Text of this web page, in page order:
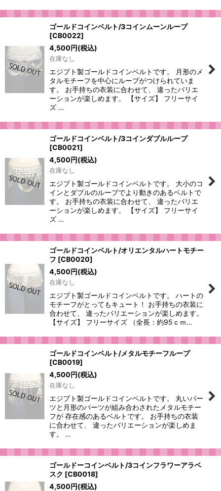
ゴールドコインベルト/3コインムーンループ
[CB0022]
4,500円(税込)
在庫なし
エジプト製ゴールドコインベルトです。 月形のメ
タルモチーフを中心にループがつけられていま
す。 お手持ちの衣装に合わせて、 違ったバリエ
ーションが楽しめます。 【サイズ】 フリーサイ
ズ …
ゴールドコインベルト/3コインダブルループ
[CB0021]
4,500円(税込)
在庫なし
エジプト製ゴールドコインベルトです。 大小のコ
インとダブルのループでより動きのあるベルトで
す。 お手持ちの衣装に合わせて、 違ったバリエ
ーションが楽しめます。 【サイズ】 フリーサイ
ズ …
ゴールドコインベルト/オリエンタルハートモチー
フ [CB0020]
4,500円(税込)
在庫なし
エジプト製ゴールドコインベルトです。 ハートの
モチーフがとってもキュート！ お手持ちの衣装に
合わせて、 違ったバリエーションが楽しめます。
【サイズ】 フリーサイズ （全長：約95ｃｍ…
ゴールドコインベルト/メタルモチーフループ
[CB0019]
4,500円(税込)
在庫なし
エジプト製ゴールドコインベルトです。 丸いパー
ツと月形のパーツが組み合わされたメタルモチー
フが 存在感のあるベルトです。 お手持ちの衣装
に合わせて、 違ったバリエーションが楽しめま
す。 …
ゴールドーコインベルト/3コインフラワーアラベ
スク [CB0018]
4,500円(税込)